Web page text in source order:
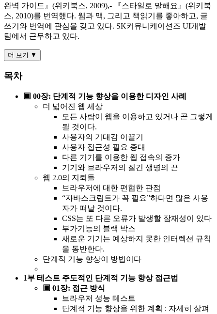
완벽 가이드』(위키북스, 2009),- 『스타일로 말해요』(위키북
스, 2010)를 번역했다. 웹과 맥, 그리고 책읽기를 좋아하고, 글
쓰기와 번역에 관심을 갖고 있다. SK커뮤니케이션즈 UI개발
팀에서 근무하고 있다.
더 보기 ▼
목차
▣ 00장: 단계적 기능 향상을 이용한 디자인 사례
더 넓어진 웹 세상
모든 사람이 웹을 이용하고 있거나 곧 그렇게
될 것이다.
사용자의 기대감 이끌기
사용자 접근성 필요 증대
다른 기기를 이용한 웹 접속의 증가
기기와 브라우저의 질긴 생명의 끈
웹 2.0의 지뢰들
브라우저에 대한 편협한 관점
“자바스크립트가 꼭 필요”하다면 많은 사용
자가 떠날 것이다.
CSS는 또 다른 오류가 발생할 잠재성이 있다
부가기능의 블랙 박스
새로운 기기는 예상하지 못한 인터렉션 규칙
을 동반한다.
단계적 기능 향상이 방법이다
1부 테스트 주도적인 단계적 기능 향상 접근법
▣ 01장: 접근 방식
브라우저 성능 테스트
단계적 기능 향상을 위한 계획 : 자세히 살펴